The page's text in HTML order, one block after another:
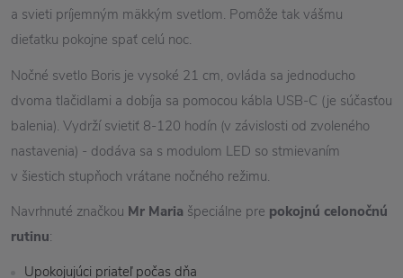
a svieti príjemným mäkkým svetlom. Pomôže tak vášmu
dieťatku pokojne spať celú noc.
Nočné svetlo Boris je vysoké 21 cm, ovláda sa jednoducho
dvoma tlačidlami a dobíja sa pomocou kábla USB-C (je súčasťou
balenia). Vydrží svietiť 8-120 hodín (v závislosti od zvoleného
nastavenia) - dodáva sa s modulom LED so stmievaním
v šiestich stupňoch vrátane nočného režimu.
Navrhnuté značkou Mr Maria špeciálne pre pokojnú celonočnú
rutinu:
Upokojujúci priateľ počas dňa